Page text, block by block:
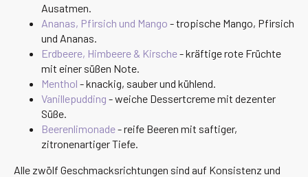
Ausatmen.
Ananas, Pfirsich und Mango - tropische Mango, Pfirsich
und Ananas.
Erdbeere, Himbeere & Kirsche- kräftige rote Früchte
mit einer süßen Note.
Menthol - knackig, sauber und kühlend.
Vanillepudding - weiche Dessertcreme mit dezenter
Süße.
Beerenlimonade- reife Beeren mit saftiger,
zitronenartiger Tiefe.
Alle zwölf Geschmacksrichtungen sind auf Konsistenz und